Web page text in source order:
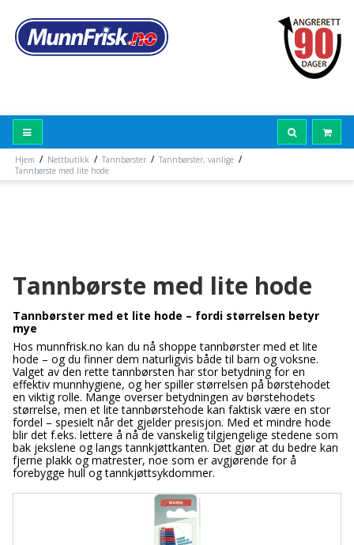
Hjem / Nettbutikk / Tannbørster / Tannbørster, vanlige /
Tannbørste med lite hode
Tannbørste med lite hode
Tannbørster med et lite hode – fordi størrelsen betyr
mye
Hos munnfrisk.no kan du nå shoppe tannbørster med et lite
hode – og du finner dem naturligvis både til barn og voksne.
Valget av den rette tannbørsten har stor betydning for en
effektiv munnhygiene, og her spiller størrelsen på børstehodet
en viktig rolle. Mange overser betydningen av børstehodets
størrelse, men et lite tannbørstehode kan faktisk være en stor
fordel – spesielt når det gjelder presisjon. Med et mindre hode
blir det f.eks. lettere å nå de vanskelig tilgjengelige stedene som
bak jekslene og langs tannkjøttkanten. Det gjør at du bedre kan
fjerne plakk og matrester, noe som er avgjørende for å
forebygge hull og tannkjøttsykdommer.